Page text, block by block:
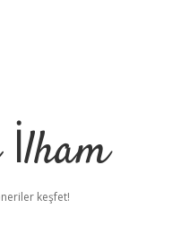
İlham
keşfet!